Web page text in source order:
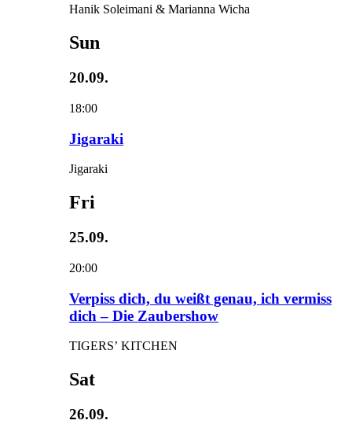
Hanik Soleimani & Marianna Wicha
Sun
20.09.
18:00
Jigaraki
Jigaraki
Fri
25.09.
20:00
Verpiss dich, du weißt genau, ich vermiss
dich – Die Zaubershow
TIGERS’ KITCHEN
Sat
26.09.